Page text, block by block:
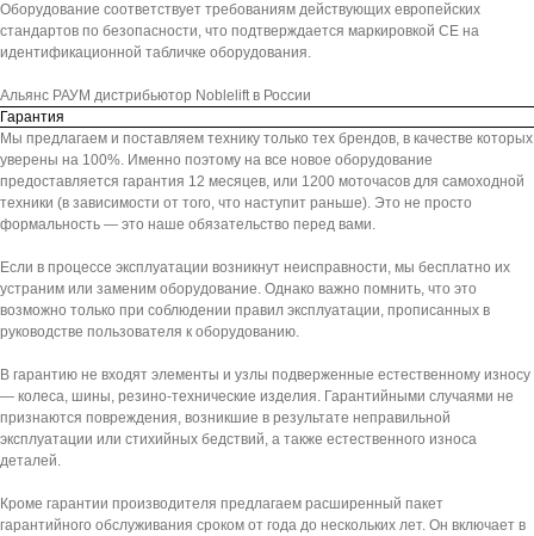
Оборудование соответствует требованиям действующих европейских
стандартов по безопасности, что подтверждается маркировкой СЕ на
идентификационной табличке оборудования.
Альянс РАУМ дистрибьютор Noblelift в России
Гарантия
Мы предлагаем и поставляем технику только тех брендов, в качестве которых
уверены на 100%. Именно поэтому на все новое оборудование
предоставляется гарантия 12 месяцев, или 1200 моточасов для самоходной
техники (в зависимости от того, что наступит раньше). Это не просто
формальность — это наше обязательство перед вами.
Если в процессе эксплуатации возникнут неисправности, мы бесплатно их
устраним или заменим оборудование. Однако важно помнить, что это
возможно только при соблюдении правил эксплуатации, прописанных в
руководстве пользователя к оборудованию.
В гарантию не входят элементы и узлы подверженные естественному износу
— колеса, шины, резино-технические изделия. Гарантийными случаями не
признаются повреждения, возникшие в результате неправильной
эксплуатации или стихийных бедствий, а также естественного износа
деталей.
Кроме гарантии производителя предлагаем расширенный пакет
гарантийного обслуживания сроком от года до нескольких лет. Он включает в